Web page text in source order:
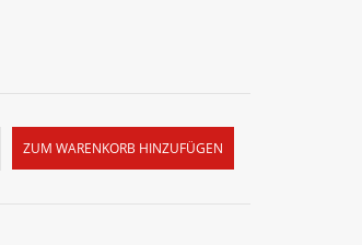
ZUM WARENKORB HINZUFÜGEN